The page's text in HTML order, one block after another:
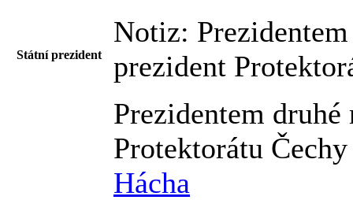
Státní prezident
Notiz:
prezident
Prezidentem
Protektorátu
Hácha